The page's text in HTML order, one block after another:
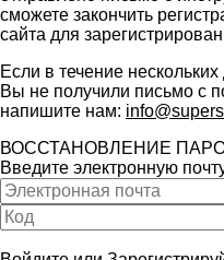
сможете закончить
сайта для
Если в течение
Вы не получили письмо с
напишите нам:
ВОССТАНОВЛЕНИЕ
Введите электронную